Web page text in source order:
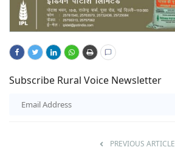
Subscribe Rural Voice Newsletter
PREVIOUS ARTICLE